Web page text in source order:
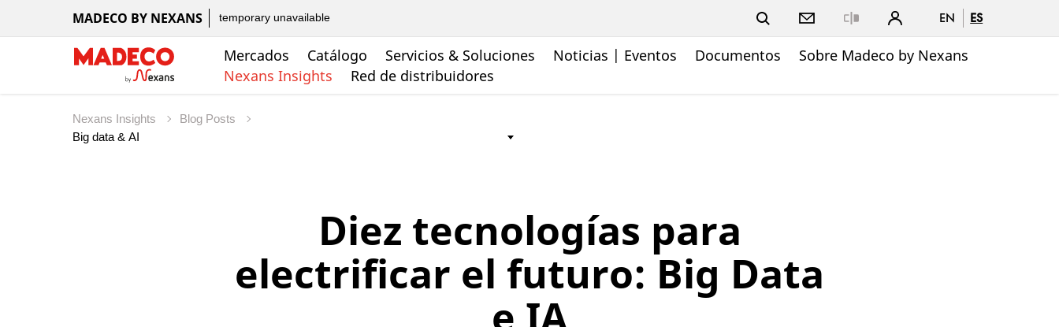
MADECO BY NEXANS temporary unavailable EN ES
Mercados Catálogo Servicios & Soluciones Noticias | Eventos Documentos
Sobre Madeco by Nexans
Nexans Insights
Red de distribuidores
Nexans Insights Blog Posts
Diez tecnologías para
electrificar el futuro: Big Data